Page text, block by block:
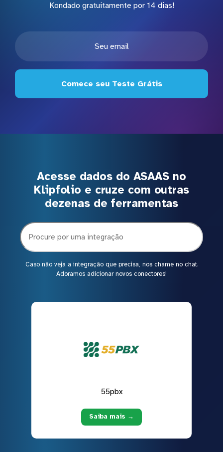
Kondado gratuitamente por 14 dias!
Comece seu Teste Grátis
Acesse dados do ASAAS no
Klipfolio e cruze com outras
dezenas de ferramentas
Caso não veja a integração que precisa, nos chame no chat.
Adoramos adicionar novos conectores!
55pbx
Saiba mais →